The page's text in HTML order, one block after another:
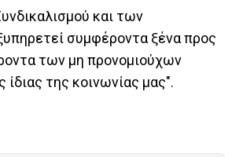
και των
συμφέροντα ξένα προς
των μη προνομιούχων
της κοινωνίας μας".